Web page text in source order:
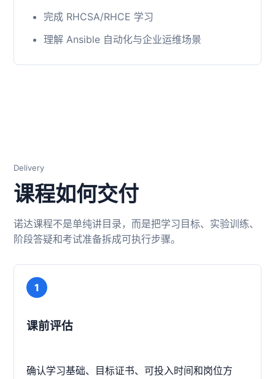
完成 RHCSA/RHCE 学习
理解 Ansible 自动化与企业运维场景
Delivery
课程如何交付
诺达课程不是单纯讲目录，而是把学习目标、实验训练、
阶段答疑和考试准备拆成可执行步骤。
1
课前评估
确认学习基础、目标证书、可投入时间和岗位方